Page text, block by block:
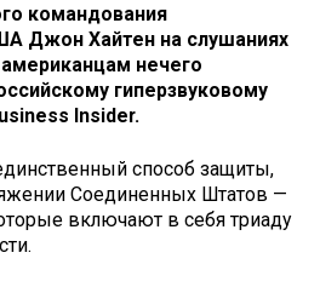
командования
Джон Хайтен на слушаниях
нечего
гиперзвуковому
Insider.
способ защиты,
Соединенных Штатов —
включают в себя триаду